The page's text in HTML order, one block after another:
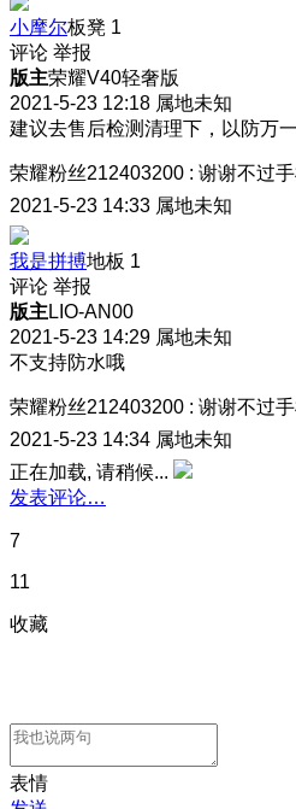
小摩尔板凳 1
评论 举报
版主荣耀V40轻奢版
2021-5-23 12:18 属地未知
建议去售后检测清理下，以防万一
荣耀粉丝212403200 : 谢谢不过
2021-5-23 14:33 属地未知
我是拼搏地板 1
评论 举报
版主LIO-AN00
2021-5-23 14:29 属地未知
不支持防水哦
荣耀粉丝212403200 : 谢谢不过
2021-5-23 14:34 属地未知
正在加载, 请稍候...
发表评论…
7
11
收藏
表情